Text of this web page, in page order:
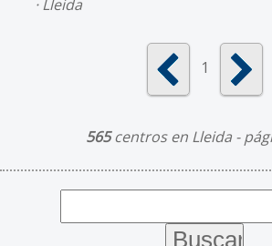
Lleida
1
565centros en Lleida -